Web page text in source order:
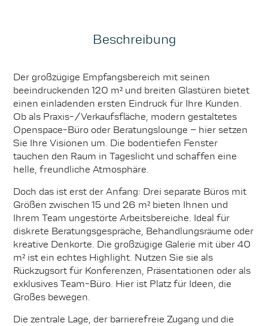
Beschreibung
Der großzügige Empfangsbereich mit seinen
beeindruckenden 120 m² und breiten Glastüren bietet
einen einladenden ersten Eindruck für Ihre Kunden.
Ob als Praxis-/Verkaufsfläche, modern gestaltetes
Openspace-Büro oder Beratungslounge – hier setzen
Sie Ihre Visionen um. Die bodentiefen Fenster
tauchen den Raum in Tageslicht und schaffen eine
helle, freundliche Atmosphäre.
Doch das ist erst der Anfang: Drei separate Büros mit
Größen zwischen 15 und 26 m² bieten Ihnen und
Ihrem Team ungestörte Arbeitsbereiche. Ideal für
diskrete Beratungsgespräche, Behandlungsräume oder
kreative Denkorte. Die großzügige Galerie mit über 40
m² ist ein echtes Highlight. Nutzen Sie sie als
Rückzugsort für Konferenzen, Präsentationen oder als
exklusives Team-Büro. Hier ist Platz für Ideen, die
Großes bewegen.
Die zentrale Lage, der barrierefreie Zugang und die